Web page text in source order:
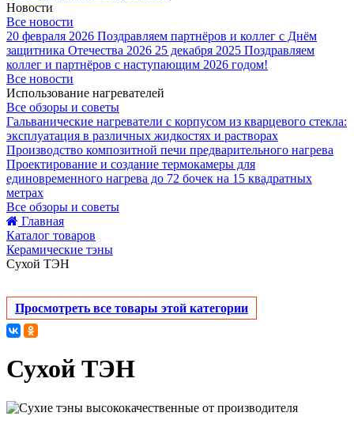
Новости
Все новости
20 февраля 2026 Поздравляем партнёров и коллег с Днём
защитника Отечества 2026 25 декабря 2025 Поздравляем
коллег и партнёров с наступающим 2026 годом!
Все новости
Использование нагревателей
Все обзоры и советы
Гальванические нагреватели с корпусом из кварцевого стекла:
эксплуатация в различных жидкостях и растворах
Производство композитной печи предварительного нагрева
Проектирование и создание термокамеры для
единовременного нагрева до 72 бочек на 15 квадратных
метрах
Все обзоры и советы
Главная
Каталог товаров
Керамические тэны
Сухой ТЭН
Просмотреть все товары этой категории
Сухой ТЭН